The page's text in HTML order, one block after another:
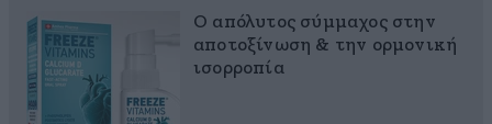
Ο απόλυτος σύμμαχος στην
αποτοξίνωση & την ορμονική
ισορροπία